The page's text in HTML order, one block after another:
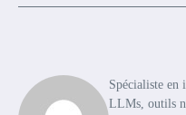
Spécialiste
LLMs, outils